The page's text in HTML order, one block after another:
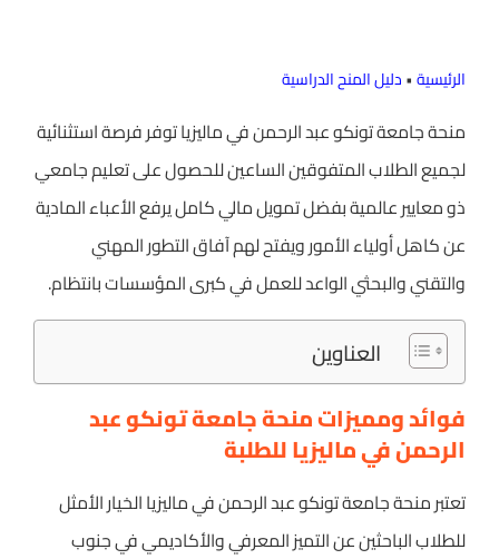
الرئيسية•دليل المنح الدراسية
منحة جامعة تونكو عبد الرحمن في ماليزيا توفر فرصة استثنائية
لجميع الطلاب المتفوقين الساعين للحصول على تعليم جامعي
ذو معايير عالمية بفضل تمويل مالي كامل يرفع الأعباء المادية
عن كاهل أولياء الأمور ويفتح لهم آفاق التطور المهني
والتقني والبحثي الواعد للعمل في كبرى المؤسسات بانتظام.
العناوين
فوائد ومميزات منحة جامعة تونكو عبد
الرحمن في ماليزيا للطلبة
تعتبر منحة جامعة تونكو عبد الرحمن في ماليزيا الخيار الأمثل
للطلاب الباحثين عن التميز المعرفي والأكاديمي في جنوب